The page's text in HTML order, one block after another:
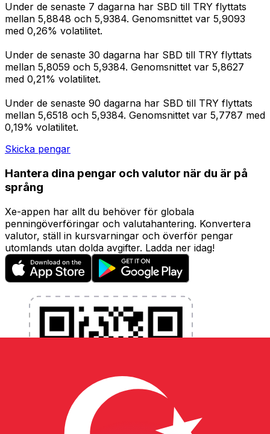
Under de senaste 7 dagarna har SBD till TRY flyttats
mellan 5,8848 och 5,9384. Genomsnittet var 5,9093
med 0,26% volatilitet.
Under de senaste 30 dagarna har SBD till TRY flyttats
mellan 5,8059 och 5,9384. Genomsnittet var 5,8627
med 0,21% volatilitet.
Under de senaste 90 dagarna har SBD till TRY flyttats
mellan 5,6518 och 5,9384. Genomsnittet var 5,7787 med
0,19% volatilitet.
Skicka pengar
Hantera dina pengar och valutor när du är på
språng
Xe-appen har allt du behöver för globala
penningöverföringar och valutahantering. Konvertera
valutor, ställ in kursvarningar och överför pengar
utomlands utan dolda avgifter. Ladda ner idag!